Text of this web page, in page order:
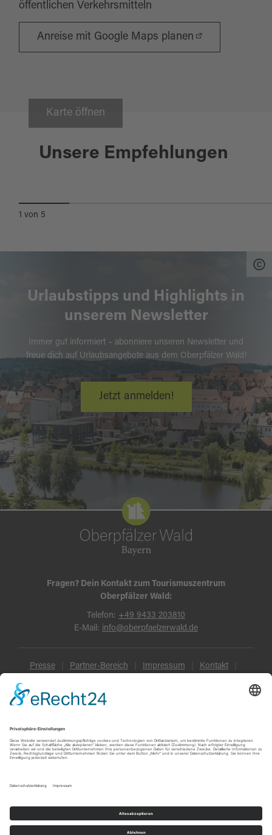
öffentlichen Verkehrsmitteln
Anreise mit Google Maps planen
Karte öffnen
Unsere Empfehlungen
Schwandorf
1 von 5
Urlaubstipps und Highlights in
unserem Newsletter
Immer gut informiert – abonniere unseren Newsletter und
freue dich auf Urlaubsangebote aus dem Oberpfälzer Wald!
Jetzt anmelden!
Fragen? Dein Kontakt zum Tourismuszentrum
Oberpfälzer Wald:
Telefon: +49 9433 203810
E-Mail: info@oberpfaelzerwald.de
Presse Partner-Bereich Impressum Kontakt
Datenschutz